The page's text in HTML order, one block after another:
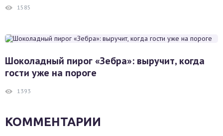
1585
Шоколадный пирог «Зебра»: выручит, когда
гости уже на пороге
1393
КОММЕНТАРИИ